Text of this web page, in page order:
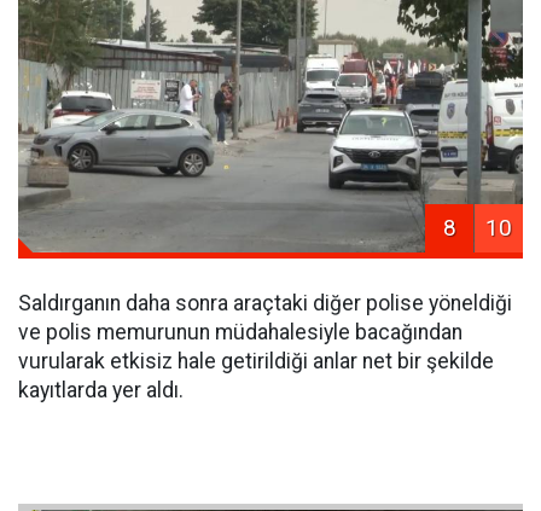
8 10
Saldırganın daha sonra araçtaki diğer polise yöneldiği
ve polis memurunun müdahalesiyle bacağından
vurularak etkisiz hale getirildiği anlar net bir şekilde
kayıtlarda yer aldı.